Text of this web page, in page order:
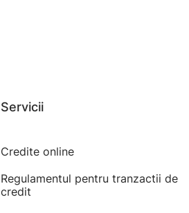
Servicii
Credite online
Regulamentul pentru tranzactii de
credit